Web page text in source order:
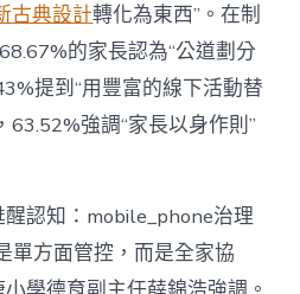
古典設計轉化為東西”。在制
的家長認為“公道劃分
提到“用豐富的線下活動替
63.52%強調“家長以身作則”
認知：mobile_phone治理
單方面管控，而是全家協